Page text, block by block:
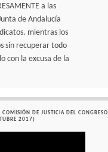
a las
de Andalucía
mientras los
sin recuperar todo
con la excusa de la
COMISIÓN DE JUSTICIA DEL CONGRESO
2017)